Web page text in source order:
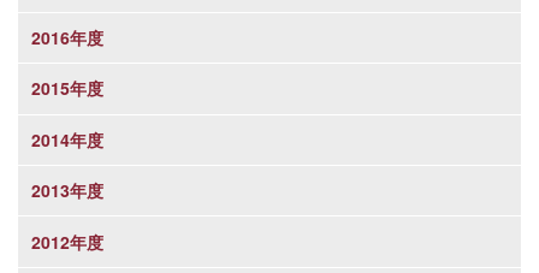
2016年度
2015年度
2014年度
2013年度
2012年度